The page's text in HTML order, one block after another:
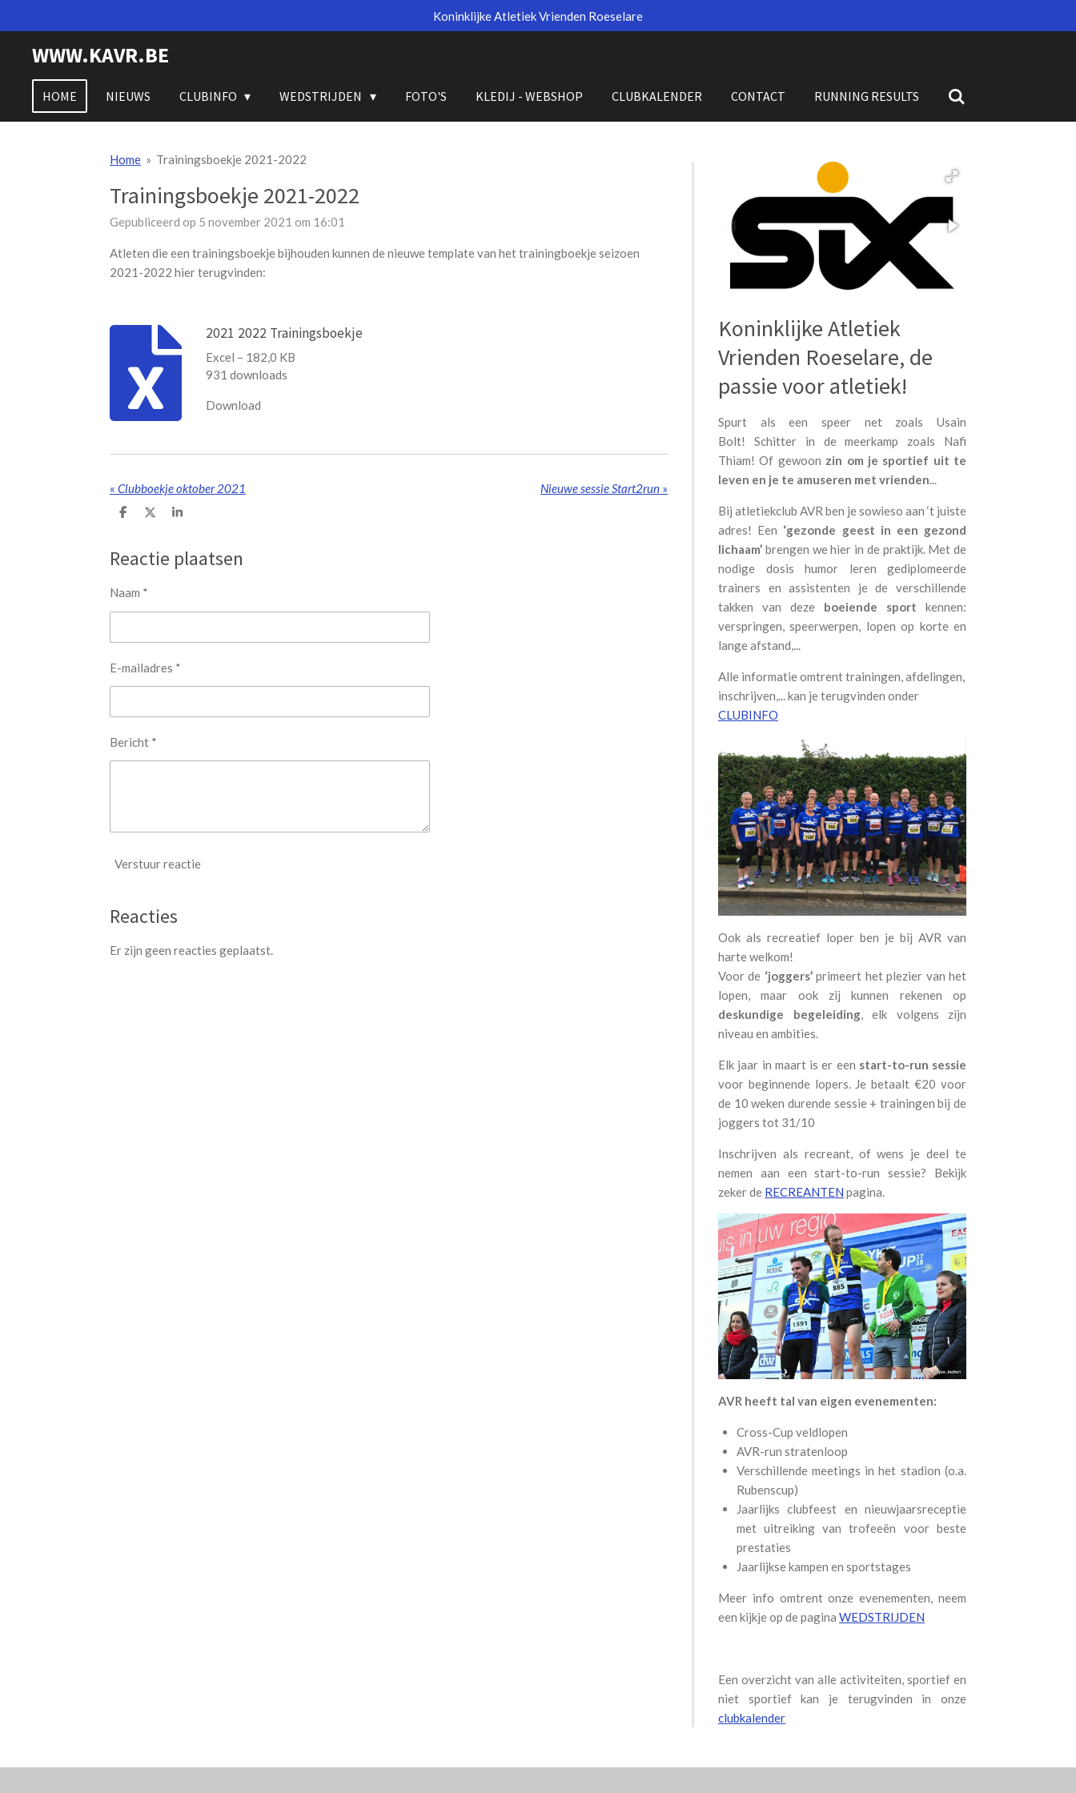
direct
hoofdinhoud
Koninklijke Atletiek Vrienden Roeselare
WWW.KAVR.BE
HOME NIEUWS CLUBINFO WEDSTRIJDEN FOTO'S KLEDIJ - WEBSHOP CLUBKALENDER CONTACT RUNNING RESULTS
Home » Trainingsboekje 2021-2022
Trainingsboekje 2021-2022
Gepubliceerd op 5 november 2021 om 16:01
Atleten die een trainingsboekje bijhouden kunnen de nieuwe template van het trainingboekje seizoen
2021-2022 hier terugvinden:
2021 2022 Trainingsboekje
Excel – 182,0 KB
931 downloads
Download
« Clubboekje oktober 2021 Nieuwe sessie Start2run »
D
n
D
l
S
e
Reactie plaatsen
Naam *
E-mailadres *
Bericht *
Verstuur reactie
Reacties
Er zijn geen reacties geplaatst.
Koninklijke Atletiek
Vrienden Roeselare, de
passie voor atletiek!
Spurt als een speer net zoals Usain
Bolt! Schitter in de meerkamp zoals Nafi
Thiam!Of gewoon zin om je sportief uit te
leven en je te amuseren met vrienden...
Bij atletiekclub AVR ben je sowieso aan ‘t juiste
adres! Een ‘gezonde geest in een gezond
lichaam’ brengen we hier in de praktijk. Met de
nodige dosis humor leren gediplomeerde
trainers en assistenten je de verschillende
takken van deze boeiende sport kennen:
verspringen, speerwerpen, lopen op korte en
lange afstand,...
Alle informatie omtrent trainingen, afdelingen,
inschrijven,... kan je terugvinden onder
CLUBINFO
Ook als recreatief loper ben je bij AVR van
harte welkom!
Voor de ‘joggers’primeert het plezier van het
lopen, maar ook zij kunnen rekenen op
deskundige begeleiding, elk volgens zijn
niveau en ambities.
Elk jaar in maart is er een start-to-run sessie
voor beginnende lopers. Je betaalt€20 voor
de 10 weken durende sessie + trainingen bij de
joggers tot 31/10
Inschrijven als recreant, of wens je deel te
nemen aan een start-to-run sessie? Bekijk
zeker de RECREANTEN pagina.
AVR heeft tal van eigen evenementen:
Cross-Cup veldlopen
AVR-run stratenloop
Verschillende meetings in het stadion (o.a.
Rubenscup)
Jaarlijks clubfeest en nieuwjaarsreceptie
met uitreiking van trofeeën voor beste
prestaties
Jaarlijkse kampen en sportstages
Meer info omtrent onze evenementen, neem
een kijkje op de pagina WEDSTRIJDEN
Een overzicht van alle activiteiten, sportief en
niet sportief kan je terugvinden in onze
clubkalender